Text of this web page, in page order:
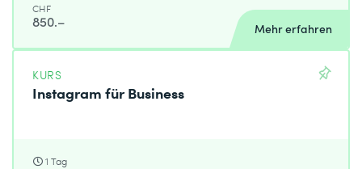
CHF
850.– Mehr erfahren
KURS
Instagram für Business
1 Tag